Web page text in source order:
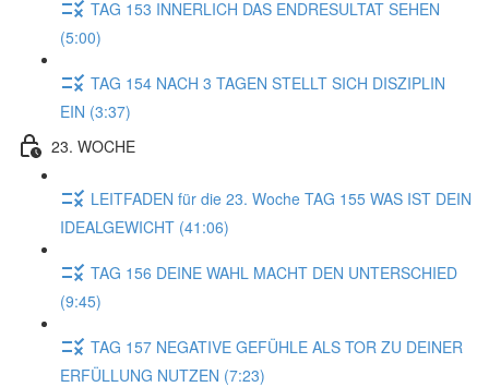
TAG 153 INNERLICH DAS ENDRESULTAT SEHEN
(5:00)
TAG 154 NACH 3 TAGEN STELLT SICH DISZIPLIN
EIN (3:37)
23. WOCHE
LEITFADEN für die 23. Woche TAG 155 WAS IST DEIN
IDEALGEWICHT (41:06)
TAG 156 DEINE WAHL MACHT DEN UNTERSCHIED
(9:45)
TAG 157 NEGATIVE GEFÜHLE ALS TOR ZU DEINER
ERFÜLLUNG NUTZEN (7:23)